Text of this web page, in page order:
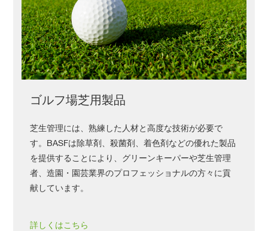
その他
ゴルフ場芝用製品
芝生管理には、熟練した人材と高度な技術が必要で
す。BASFは除草剤、殺菌剤、着色剤などの優れた製品
を提供することにより、グリーンキーパーや芝生管理
者、造園・園芸業界のプロフェッショナルの方々に貢
献しています。
詳しくはこちら